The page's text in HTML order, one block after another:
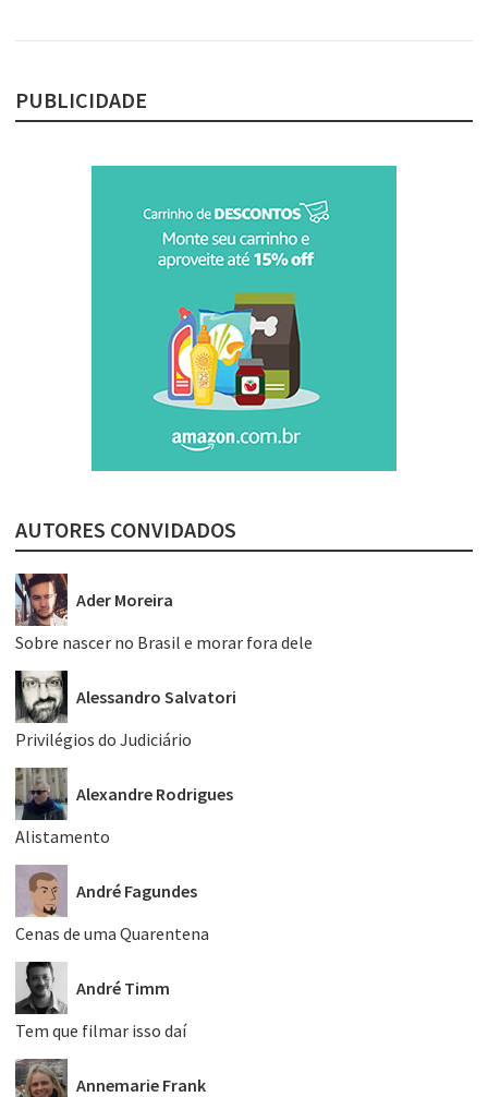
PUBLICIDADE
AUTORES CONVIDADOS
Ader Moreira
Sobre nascer no Brasil e morar fora dele
Alessandro Salvatori
Privilégios do Judiciário
Alexandre Rodrigues
Alistamento
André Fagundes
Cenas de uma Quarentena
André Timm
Tem que filmar isso daí
Annemarie Frank